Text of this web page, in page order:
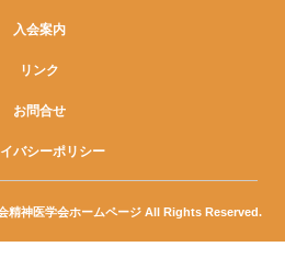
入会案内
リンク
お問合せ
バシーポリシー
精神医学会ホームページ All Rights Reserved.